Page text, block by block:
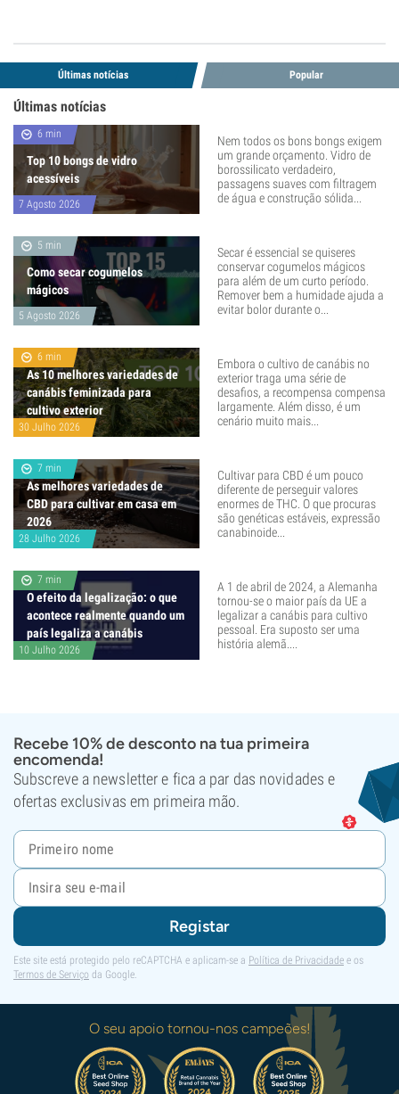
Últimas notícias Popular
Últimas notícias
6 min
Top 10 bongs de vidro
acessíveis
7 Agosto 2026
Nem todos os bons bongs exigem
um grande orçamento. Vidro de
borossilicato verdadeiro,
passagens suaves com filtragem
de água e construção sólida...
5 min
Como secar cogumelos
mágicos
5 Agosto 2026
Secar é essencial se quiseres
conservar cogumelos mágicos
para além de um curto período.
Remover bem a humidade ajuda a
evitar bolor durante o...
6 min
As 10 melhores variedades de
canábis feminizada para
cultivo exterior
30 Julho 2026
Embora o cultivo de canábis no
exterior traga uma série de
desafios, a recompensa compensa
largamente. Além disso, é um
cenário muito mais...
7 min
As melhores variedades de
CBD para cultivar em casa em
2026
28 Julho 2026
Cultivar para CBD é um pouco
diferente de perseguir valores
enormes de THC. O que procuras
são genéticas estáveis, expressão
canabinoide...
7 min
O efeito da legalização: o que
acontece realmente quando um
país legaliza a canábis
10 Julho 2026
A 1 de abril de 2024, a Alemanha
tornou-se o maior país da UE a
legalizar a canábis para cultivo
pessoal. Era suposto ser uma
história alemã....
Recebe 10% de desconto na tua primeira
encomenda!
Subscreve a newsletter e fica a par das novidades e
ofertas exclusivas em primeira mão.
Registar
Este site está protegido pelo reCAPTCHA e aplicam-se a Política de Privacidade e os
Termos de Serviço da Google.
O seu apoio tornou-nos campeões!